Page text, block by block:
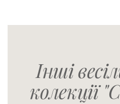
Інші
колекції